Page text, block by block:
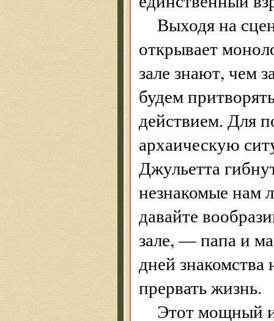
Выходя на
открывает
зале знают, чем
будем
действием. Для
архаическую
Джульетта
незнакомые нам
давайте
зале, — папа и
дней
прервать жизнь.
Этот мощный